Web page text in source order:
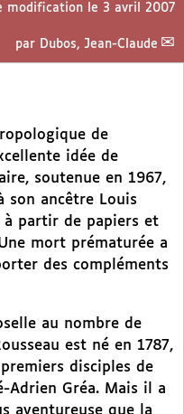
modification le 3 avril 2007
par Dubos, Jean-Claude
de
idée de
soutenue en 1967,
son ancêtre Louis
à partir de papiers et
mort prématurée a
des compléments
au nombre de
est né en 1787,
disciples de
Adrien Gréa. Mais il a
aventureuse que la